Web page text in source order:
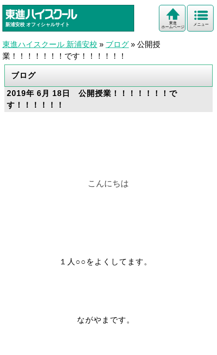
新浦安校 オフィシャルサイト メニュー
東進
ホームページ
東進ハイスクール 新浦安校 » ブログ » 公開授
業！！！！！！！です！！！！！！
ブログ
2019年 6月 18日 公開授業！！！！！！！で
す！！！！！！
こんにちは
１人○○をよくしてます。
ながやまです。